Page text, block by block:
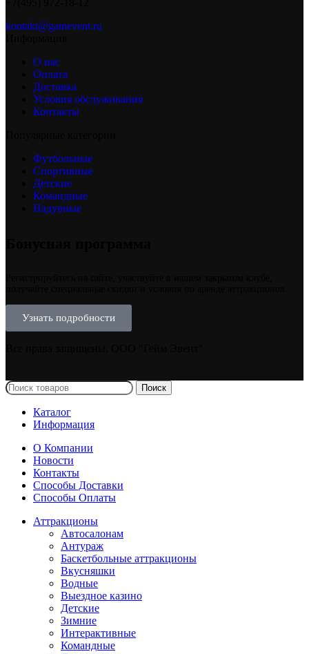
kontakt@gamevent.ru
О нас
Оплата
Доставка
Условия обслуживания
Контакты
Футбольные
Спортивные
Детские
Командные
Надувные
Узнать подробности
Поиск
Каталог
Информация
О Компании
Новости
Контакты
Способы Доставки
Способы Оплаты
Аттракционы
Автосалонам
Антураж
Баскетбольные аттракционы
Вкусняшки
Водные
Выездное казино
Детские
Зимние
Интерактивные
Командные